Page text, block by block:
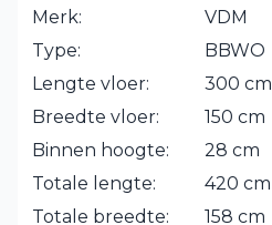
Merk:
VDM
Type:
BBWO
Lengte vloer:
300 cm
Breedte vloer:
150 cm
Binnen hoogte:
28 cm
Totale lengte:
420 cm
Totale breedte:
158 cm